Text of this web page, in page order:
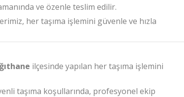
ve özenle teslim edilir.
her taşıma işlemini güvenle ve hızla
ilçesinde yapılan her taşıma işlemini
taşıma koşullarında, profesyonel ekip